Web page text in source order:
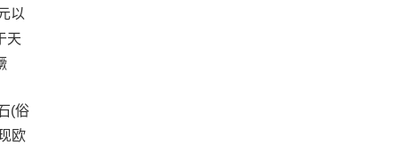
以
天
(俗
欧